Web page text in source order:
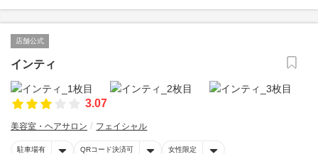
店舗公式
インティ
3.07
美容室・ヘアサロン フェイシャル
駐車場有 QRコード決済可 女性限定